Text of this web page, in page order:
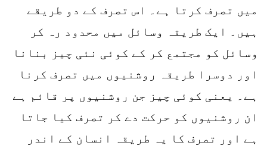
میں تصرف کرتا ہے۔ اس تصرف کے دو طریقے
ہیں۔ ایک طریقہ وسائل میں محدود رہ کر
وسائل کو مجتمع کر کے کوئی نئی چیز بنانا
اور دوسرا طریقہ روشنیوں میں تصرف کرنا
ہے۔ یعنی کوئی چیز جن روشنیوں پر قائم ہے
ان روشنیوں کو حرکت دے کر تصرف کیا جاتا
ہے اور تصرف کا یہ طریقہ انسان کے اندر